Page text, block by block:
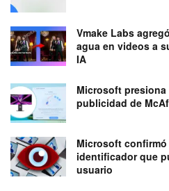
Vmake Labs
agua en videos a
IA
Microsoft
publicidad de
Microsoft
identificador que
usuario